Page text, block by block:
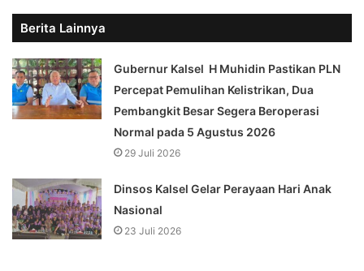
Berita Lainnya
Gubernur Kalsel H Muhidin Pastikan PLN
Percepat Pemulihan Kelistrikan, Dua
Pembangkit Besar Segera Beroperasi
Normal pada 5 Agustus 2026
29 Juli 2026
Dinsos Kalsel Gelar Perayaan Hari Anak
Nasional
23 Juli 2026